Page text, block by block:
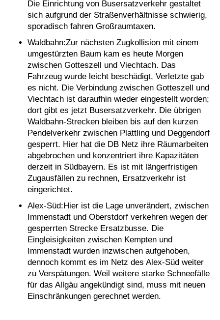
Die Einrichtung von Busersatzverkehr gestaltet
sich aufgrund der Straßenverhältnisse schwierig,
sporadisch fahren Großraumtaxen.
Waldbahn:Zur nächsten Zugkollision mit einem
umgestürzten Baum kam es heute Morgen
zwischen Gotteszell und Viechtach. Das
Fahrzeug wurde leicht beschädigt, Verletzte gab
es nicht. Die Verbindung zwischen Gotteszell und
Viechtach ist daraufhin wieder eingestellt worden;
dort gibt es jetzt Busersatzverkehr. Die übrigen
Waldbahn-Strecken bleiben bis auf den kurzen
Pendelverkehr zwischen Plattling und Deggendorf
gesperrt. Hier hat die DB Netz ihre Räumarbeiten
abgebrochen und konzentriert ihre Kapazitäten
derzeit in Südbayern. Es ist mit längerfristigen
Zugausfällen zu rechnen, Ersatzverkehr ist
eingerichtet.
Alex-Süd:Hier ist die Lage unverändert, zwischen
Immenstadt und Oberstdorf verkehren wegen der
gesperrten Strecke Ersatzbusse. Die
Eingleisigkeiten zwischen Kempten und
Immenstadt wurden inzwischen aufgehoben,
dennoch kommt es im Netz des Alex-Süd weiter
zu Verspätungen. Weil weitere starke Schneefälle
für das Allgäu angekündigt sind, muss mit neuen
Einschränkungen gerechnet werden.